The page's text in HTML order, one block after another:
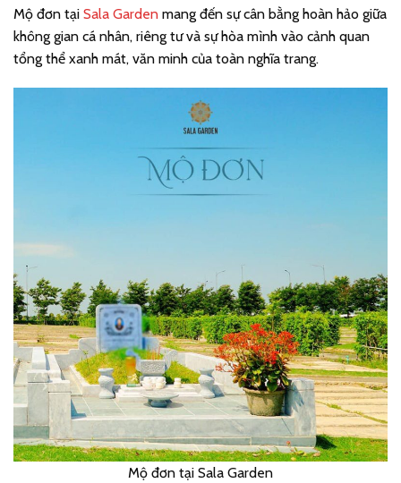
Mộ đơn tại Sala Garden mang đến sự cân bằng hoàn hảo giữa
không gian cá nhân, riêng tư và sự hòa mình vào cảnh quan
tổng thể xanh mát, văn minh của toàn nghĩa trang.
Mộ đơn tại Sala Garden